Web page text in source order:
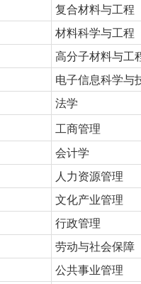
复合材料与工程
材料科学与工程
高分子材料与工
电子信息科学与
法学
工商管理
会计学
人力资源管理
文化产业管理
行政管理
劳动与社会保障
公共事业管理